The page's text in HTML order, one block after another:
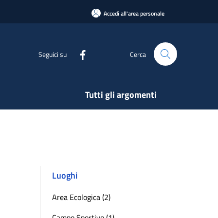
Accedi all'area personale
Seguici su Cerca
Tutti gli argomenti
Luoghi
Area Ecologica (2)